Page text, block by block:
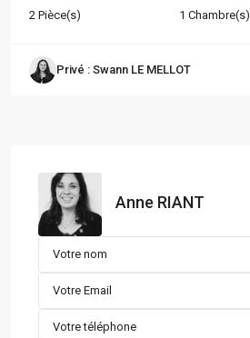
2 Pièce(s) 1 Chambre(s)
Privé : Swann LE MELLOT
Anne RIANT